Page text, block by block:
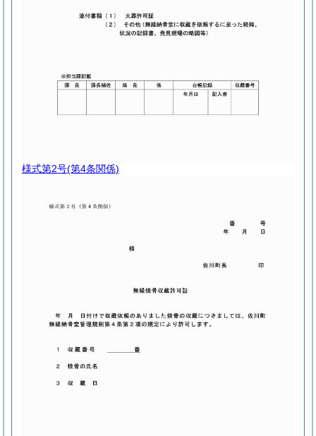
様式第2号(第4条関係)